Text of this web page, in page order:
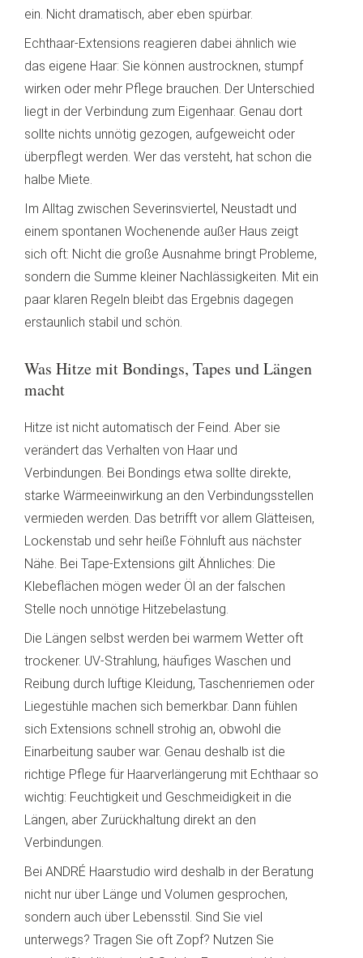
ein. Nicht dramatisch, aber eben spürbar.
Echthaar-Extensions reagieren dabei ähnlich wie
das eigene Haar: Sie können austrocknen, stumpf
wirken oder mehr Pflege brauchen. Der Unterschied
liegt in der Verbindung zum Eigenhaar. Genau dort
sollte nichts unnötig gezogen, aufgeweicht oder
überpflegt werden. Wer das versteht, hat schon die
halbe Miete.
Im Alltag zwischen Severinsviertel, Neustadt und
einem spontanen Wochenende außer Haus zeigt
sich oft: Nicht die große Ausnahme bringt Probleme,
sondern die Summe kleiner Nachlässigkeiten. Mit ein
paar klaren Regeln bleibt das Ergebnis dagegen
erstaunlich stabil und schön.
Was Hitze mit Bondings, Tapes und Längen
macht
Hitze ist nicht automatisch der Feind. Aber sie
verändert das Verhalten von Haar und
Verbindungen. Bei Bondings etwa sollte direkte,
starke Wärmeeinwirkung an den Verbindungsstellen
vermieden werden. Das betrifft vor allem Glätteisen,
Lockenstab und sehr heiße Föhnluft aus nächster
Nähe. Bei Tape-Extensions gilt Ähnliches: Die
Klebeflächen mögen weder Öl an der falschen
Stelle noch unnötige Hitzebelastung.
Die Längen selbst werden bei warmem Wetter oft
trockener. UV-Strahlung, häufiges Waschen und
Reibung durch luftige Kleidung, Taschenriemen oder
Liegestühle machen sich bemerkbar. Dann fühlen
sich Extensions schnell strohig an, obwohl die
Einarbeitung sauber war. Genau deshalb ist die
richtige Pflege für Haarverlängerung mit Echthaar so
wichtig: Feuchtigkeit und Geschmeidigkeit in die
Längen, aber Zurückhaltung direkt an den
Verbindungen.
Bei ANDRÉ Haarstudio wird deshalb in der Beratung
nicht nur über Länge und Volumen gesprochen,
sondern auch über Lebensstil. Sind Sie viel
unterwegs? Tragen Sie oft Zopf? Nutzen Sie